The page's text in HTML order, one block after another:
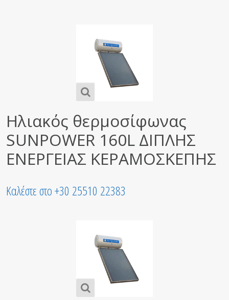
Ηλιακός θερμοσίφωνας
SUNPOWER 160L ΔΙΠΛΗΣ
ΕΝΕΡΓΕΙΑΣ ΚΕΡΑΜΟΣΚΕΠΗΣ
Καλέστε στο +30 25510 22383